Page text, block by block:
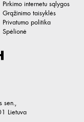
sen.,
Lietuva
Pirkimo internetu sąlygos
Grąžinimo taisyklės
Privatumo politika
Spėlionė